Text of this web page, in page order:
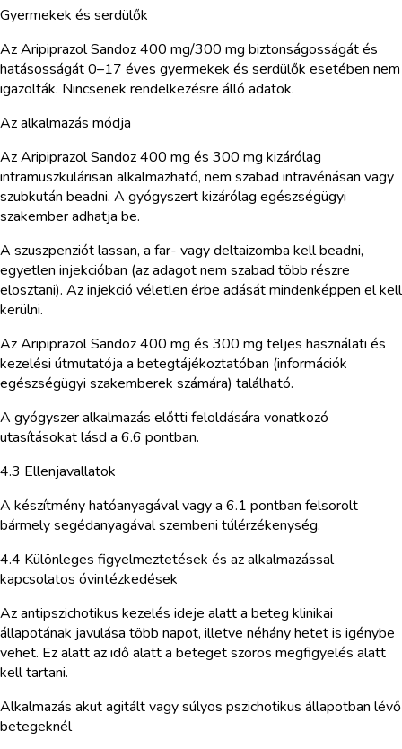
Gyermekek és serdülők
Az Aripiprazol Sandoz 400 mg/300 mg biztonságosságát és
hatásosságát 0–17 éves gyermekek és serdülők esetében nem
igazolták. Nincsenek rendelkezésre álló adatok.
Az alkalmazás módja
Az Aripiprazol Sandoz 400 mg és 300 mg kizárólag
intramuszkulárisan alkalmazható, nem szabad intravénásan vagy
szubkután beadni. A gyógyszert kizárólag egészségügyi
szakember adhatja be.
A szuszpenziót lassan, a far- vagy deltaizomba kell beadni,
egyetlen injekcióban (az adagot nem szabad több részre
elosztani). Az injekció véletlen érbe adását mindenképpen el kell
kerülni.
Az Aripiprazol Sandoz 400 mg és 300 mg teljes használati és
kezelési útmutatója a betegtájékoztatóban (információk
egészségügyi szakemberek számára) található.
A gyógyszer alkalmazás előtti feloldására vonatkozó
utasításokat lásd a 6.6 pontban.
4.3 Ellenjavallatok
A készítmény hatóanyagával vagy a 6.1 pontban felsorolt
bármely segédanyagával szembeni túlérzékenység.
4.4 Különleges figyelmeztetések és az alkalmazással
kapcsolatos óvintézkedések
Az antipszichotikus kezelés ideje alatt a beteg klinikai
állapotának javulása több napot, illetve néhány hetet is igénybe
vehet. Ez alatt az idő alatt a beteget szoros megfigyelés alatt
kell tartani.
Alkalmazás akut agitált vagy súlyos pszichotikus állapotban lévő
betegeknél